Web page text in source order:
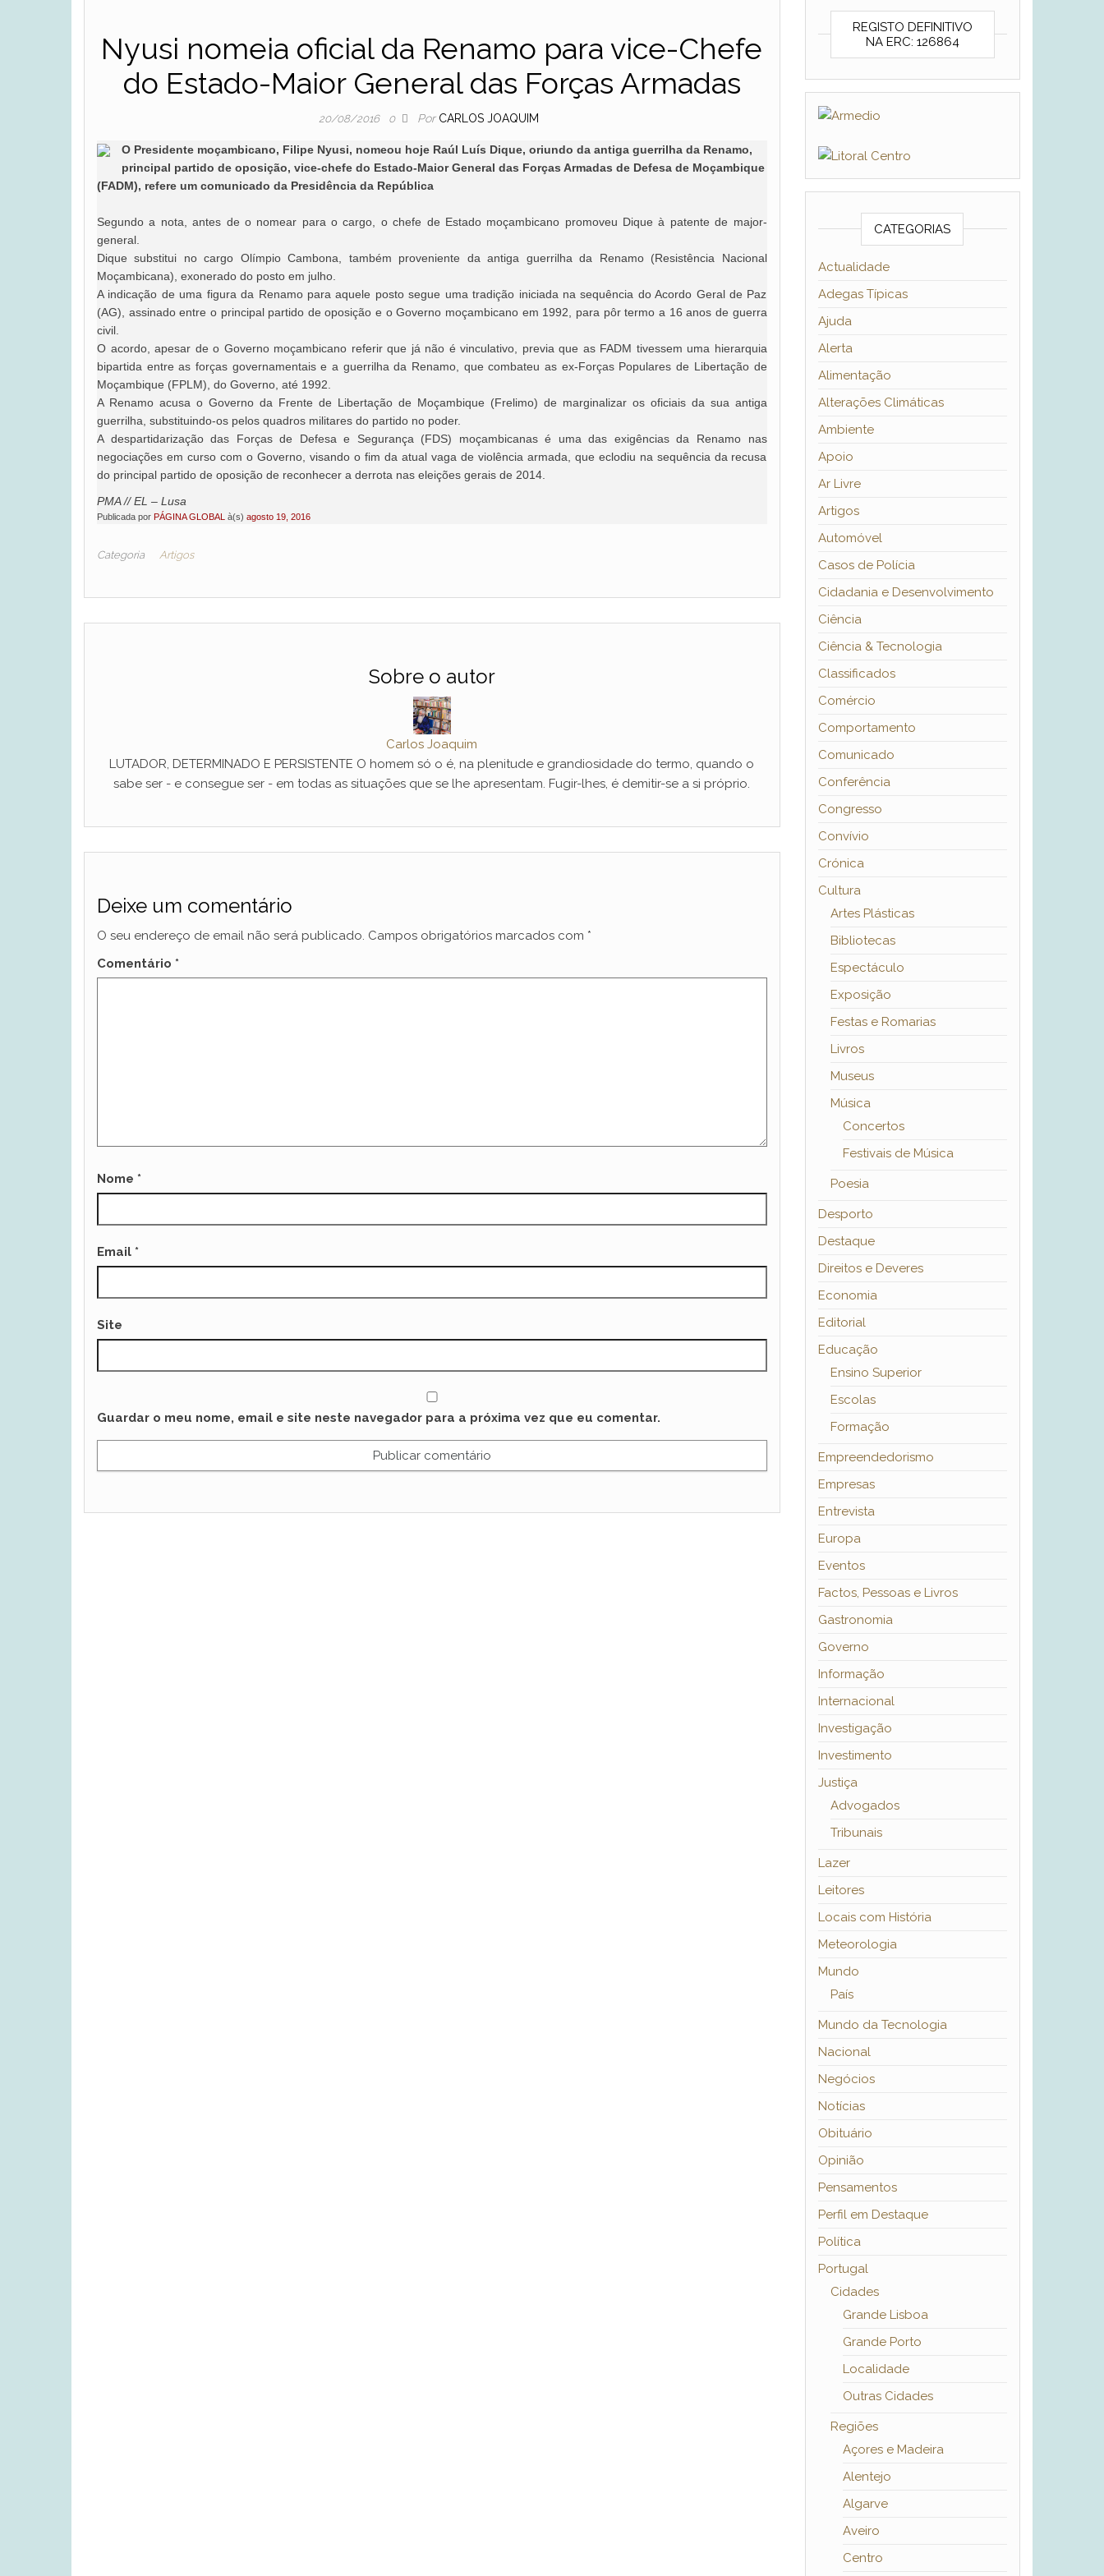
Nyusi nomeia oficial da Renamo para vice-Chefe
do Estado-Maior General das Forças Armadas
20/08/2016 0 Por CARLOS JOAQUIM
O Presidente moçambicano, Filipe Nyusi, nomeou hoje Raúl Luís Dique, oriundo da antiga guerrilha da Renamo,
principal partido de oposição, vice-chefe do Estado-Maior General das Forças Armadas de Defesa de Moçambique
(FADM), refere um comunicado da Presidência da República
Segundo a nota, antes de o nomear para o cargo, o chefe de Estado moçambicano promoveu Dique à patente de major-
general.
Dique substitui no cargo Olímpio Cambona, também proveniente da antiga guerrilha da Renamo (Resistência Nacional
Moçambicana), exonerado do posto em julho.
A indicação de uma figura da Renamo para aquele posto segue uma tradição iniciada na sequência do Acordo Geral de Paz
(AG), assinado entre o principal partido de oposição e o Governo moçambicano em 1992, para pôr termo a 16 anos de guerra
civil.
O acordo, apesar de o Governo moçambicano referir que já não é vinculativo, previa que as FADM tivessem uma hierarquia
bipartida entre as forças governamentais e a guerrilha da Renamo, que combateu as ex-Forças Populares de Libertação de
Moçambique (FPLM), do Governo, até 1992.
A Renamo acusa o Governo da Frente de Libertação de Moçambique (Frelimo) de marginalizar os oficiais da sua antiga
guerrilha, substituindo-os pelos quadros militares do partido no poder.
A despartidarização das Forças de Defesa e Segurança (FDS) moçambicanas é uma das exigências da Renamo nas
negociações em curso com o Governo, visando o fim da atual vaga de violência armada, que eclodiu na sequência da recusa
do principal partido de oposição de reconhecer a derrota nas eleições gerais de 2014.
PMA // EL – Lusa
Publicada por PÁGINA GLOBAL à(s) agosto 19, 2016
Categoria Artigos
Sobre o autor
Carlos Joaquim
LUTADOR, DETERMINADO E PERSISTENTE O homem só o é, na plenitude e grandiosidade do termo, quando o
sabe ser - e consegue ser - em todas as situações que se lhe apresentam. Fugir-lhes, é demitir-se a si próprio.
Deixe um comentário
O seu endereço de email não será publicado. Campos obrigatórios marcados com *
Comentário *
Nome *
Email *
Site
Guardar o meu nome, email e site neste navegador para a próxima vez que eu comentar.
REGISTO DEFINITIVO
NA ERC: 126864
CATEGORIAS
Actualidade
Adegas Típicas
Ajuda
Alerta
Alimentação
Alterações Climáticas
Ambiente
Apoio
Ar Livre
Artigos
Automóvel
Casos de Polícia
Cidadania e Desenvolvimento
Ciência
Ciência & Tecnologia
Classificados
Comércio
Comportamento
Comunicado
Conferência
Congresso
Convívio
Crónica
Cultura
Artes Plásticas
Bibliotecas
Espectáculo
Exposição
Festas e Romarias
Livros
Museus
Música
Concertos
Festivais de Música
Poesia
Desporto
Destaque
Direitos e Deveres
Economia
Editorial
Educação
Ensino Superior
Escolas
Formação
Empreendedorismo
Empresas
Entrevista
Europa
Eventos
Factos, Pessoas e Livros
Gastronomia
Governo
Informação
Internacional
Investigação
Investimento
Justiça
Advogados
Tribunais
Lazer
Leitores
Locais com História
Meteorologia
Mundo
País
Mundo da Tecnologia
Nacional
Negócios
Notícias
Obituário
Opinião
Pensamentos
Perfil em Destaque
Política
Portugal
Cidades
Grande Lisboa
Grande Porto
Localidade
Outras Cidades
Regiões
Açores e Madeira
Alentejo
Algarve
Aveiro
Centro